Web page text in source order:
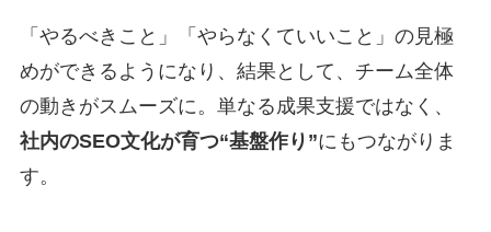
「やるべきこと」「やらなくていいこと」の見極
めができるようになり、結果として、チーム全体
の動きがスムーズに。単なる成果支援ではなく、
社内のSEO文化が育つ“基盤作り”にもつながりま
す。